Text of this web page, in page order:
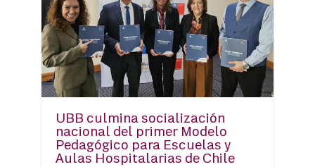
UBB culmina socialización
nacional del primer Modelo
Pedagógico para Escuelas y
Aulas Hospitalarias de Chile